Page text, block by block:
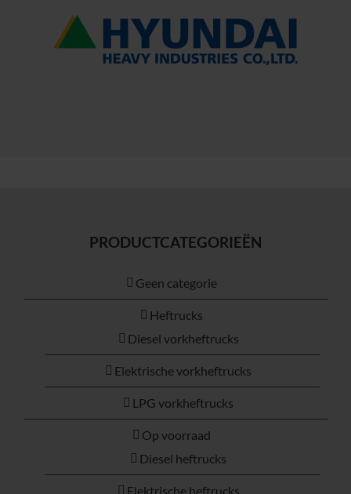
PRODUCTCATEGORIEËN
Geen categorie
Heftrucks
Diesel vorkheftrucks
Elektrische vorkheftrucks
LPG vorkheftrucks
Op voorraad
Diesel heftrucks
Elektrische heftrucks